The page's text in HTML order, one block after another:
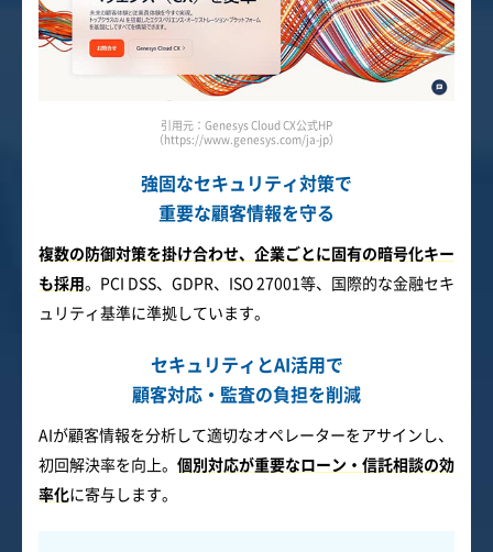
引用元：Genesys Cloud CX公式HP
（https://www.genesys.com/ja-jp）
強固なセキュリティ対策で
重要な顧客情報を守る
複数の防御対策を掛け合わせ、企業ごとに固有の暗号化キー
も採用。PCI DSS、GDPR、ISO 27001等、国際的な金融セキ
ュリティ基準に準拠しています。
セキュリティとAI活用で
顧客対応・監査の負担を削減
AIが顧客情報を分析して適切なオペレーターをアサインし、
初回解決率を向上。 個別対応が重要なローン・信託相談の効
率化に寄与します。